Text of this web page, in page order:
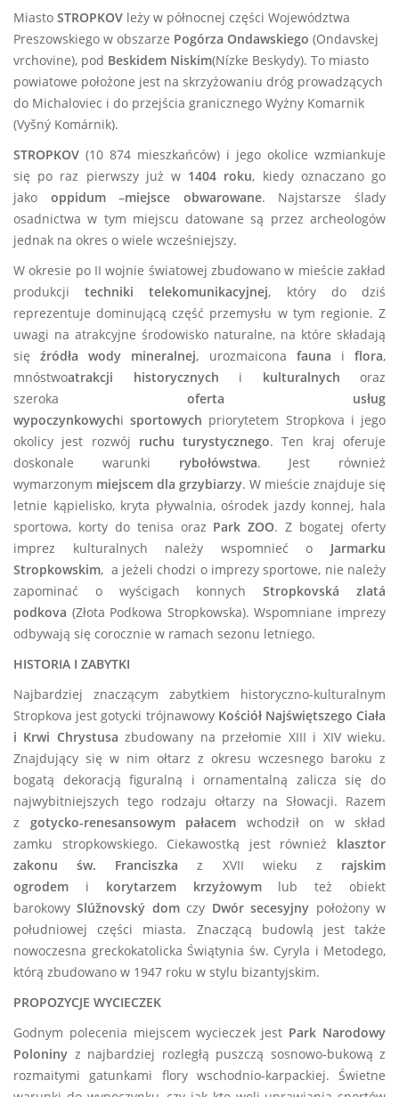
Miasto STROPKOV leży w północnej części Województwa
Preszowskiego w obszarze Pogórza Ondawskiego (Ondavskej
vrchovine), pod Beskidem Niskim(Nízke Beskydy). To miasto
powiatowe położone jest na skrzyżowaniu dróg prowadzących
do Michaloviec i do przejścia granicznego Wyżny Komarnik
(Vyšný Komárnik).
STROPKOV (10 874 mieszkańców) i jego okolice wzmiankuje
się po raz pierwszy już w 1404 roku, kiedy oznaczano go
jako oppidum–miejsce obwarowane. Najstarsze ślady
osadnictwa w tym miejscu datowane są przez archeologów
jednak na okres o wiele wcześniejszy.
W okresie po II wojnie światowej zbudowano w mieście zakład
produkcjitechniki telekomunikacyjnej, który do dziś
reprezentuje dominującą część przemysłu w tym regionie. Z
uwagi na atrakcyjne środowisko naturalne, na które składają
sięźródła wody mineralnej, urozmaicona fauna iflora,
mnóstwoatrakcji historycznych i kulturalnych oraz
szeroka oferta usług
wypoczynkowychisportowych priorytetem Stropkova i jego
okolicy jest rozwój ruchu turystycznego. Ten kraj oferuje
doskonale warunki rybołówstwa. Jest również
wymarzonym miejscem dla grzybiarzy. W mieście znajduje się
letnie kąpielisko, kryta pływalnia, ośrodek jazdy konnej, hala
sportowa, korty do tenisa oraz Park ZOO. Z bogatej oferty
imprez kulturalnych należy wspomnieć o Jarmarku
Stropkowskim, a jeżeli chodzi o imprezy sportowe, nie należy
zapominać o wyścigach konnychStropkovská zlatá
podkova (Złota Podkowa Stropkowska). Wspomniane imprezy
odbywają się corocznie w ramach sezonu letniego.
HISTORIA I ZABYTKI
Najbardziej znaczącym zabytkiem historyczno-kulturalnym
Stropkova jest gotycki trójnawowy Kościół Najświętszego Ciała
i Krwi Chrystusazbudowany na przełomie XIII i XIV wieku.
Znajdujący się w nim ołtarz z okresu wczesnego baroku z
bogatą dekoracją figuralną i ornamentalną zalicza się do
najwybitniejszych tego rodzaju ołtarzy na Słowacji. Razem
z gotycko-renesansowym pałacem wchodził on w skład
zamku stropkowskiego. Ciekawostką jest również klasztor
zakonu św. Franciszkaz XVII wieku z rajskim
ogrodem i korytarzem krzyżowymlub też obiekt
barokowySlúžnovský domczy Dwór secesyjny położony w
południowej części miasta. Znaczącą budowlą jest także
nowoczesna greckokatolicka Świątynia św. Cyryla i Metodego,
którą zbudowano w 1947 roku w stylu bizantyjskim.
PROPOZYCJE WYCIECZEK
Godnym polecenia miejscem wycieczek jest Park Narodowy
Poloniny z najbardziej rozległą puszczą sosnowo-bukową z
rozmaitymi gatunkami flory wschodnio-karpackiej. Świetne